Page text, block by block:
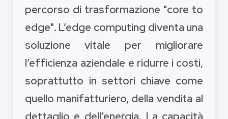
percorso di trasformazione "core to
edge". L’edge computing diventa una
soluzione vitale per migliorare
l’efficienza aziendale e ridurre i costi,
soprattutto in settori chiave come
quello manifatturiero, della vendita al